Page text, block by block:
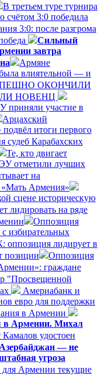
В третьем туре турнира
3:0 победила
3:0: после разгрома
Сильный
завтра
Армяне
влиятельной — и
ОКОНЧИЛИ
НОВЕНЦ
приняли участие в
Арцахский
итоги первого
судеб Карабахских
Те, кто двигает
отметили лучших
на
«Мать Армения»
сцене историческую
лидировать на ряде
Оппозиция
избирательных
оппозиция лидирует в
позиции
Оппозиция
граждане
"Просвещенной
Америабанк и
евро для поддержки
в Армении
в Армении. Михал
удостоен
— не
угроза
для Армении текущие